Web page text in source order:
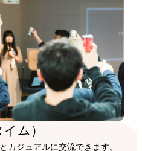
ム）
カジュアルに交流できます。